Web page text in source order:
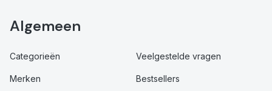
Algemeen
Categorieën Veelgestelde vragen
Merken Bestsellers